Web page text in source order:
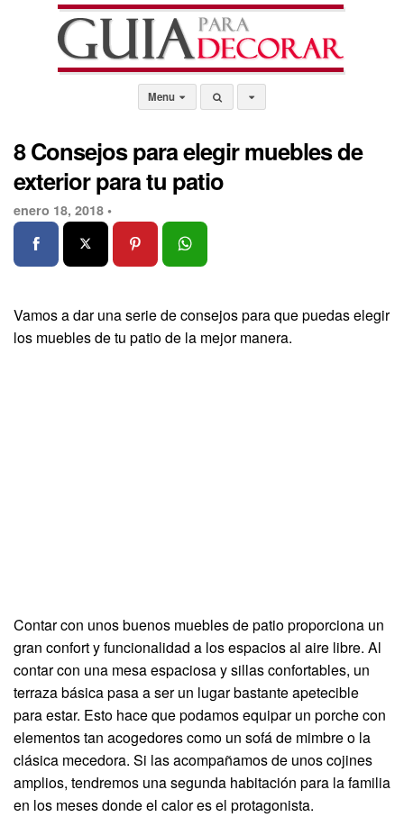
Menu
8 Consejos para elegir muebles de
exterior para tu patio
enero 18, 2018 •
Vamos a dar una serie de consejos para que puedas elegir
los muebles de tu patio de la mejor manera.
Contar con unos buenos muebles de patio proporciona un
gran confort y funcionalidad a los espacios al aire libre. Al
contar con una mesa espaciosa y sillas confortables, un
terraza básica pasa a ser un lugar bastante apetecible
para estar. Esto hace que podamos equipar un porche con
elementos tan acogedores como un sofá de mimbre o la
clásica mecedora. Si las acompañamos de unos cojines
amplios, tendremos una segunda habitación para la familia
en los meses donde el calor es el protagonista.